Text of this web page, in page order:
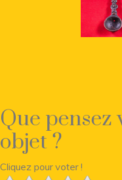
Que pensez
objet ?
Cliquez pour voter !